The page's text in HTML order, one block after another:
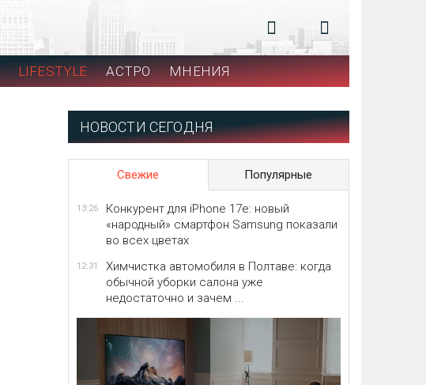
LIFESTYLE АСТРО МНЕНИЯ
НОВОСТИ СЕГОДНЯ
Свежие Популярные
13:26
Конкурент для iPhone 17e: новый
«народный» смартфон Samsung показали
во всех цветах
12:31
Химчистка автомобиля в Полтаве: когда
обычной уборки салона уже
недостаточно и зачем ...